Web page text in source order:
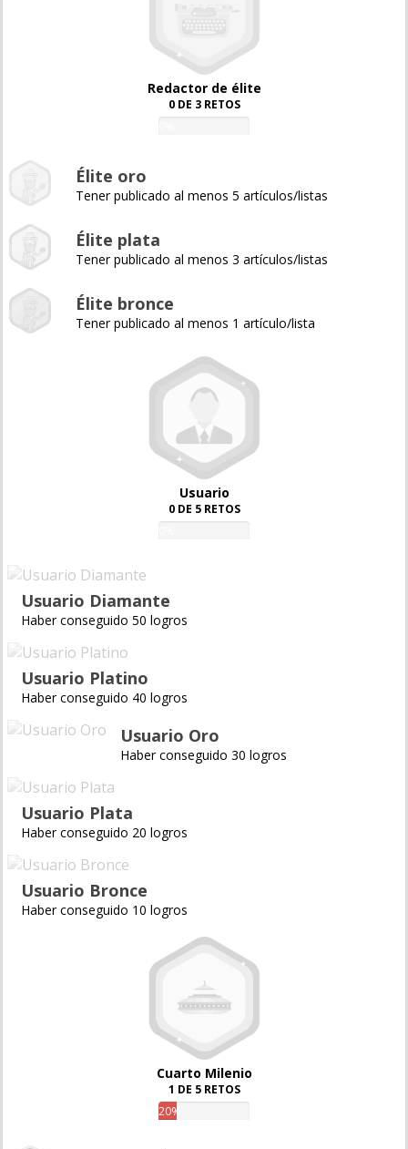
Redactor de élite
0 DE 3 RETOS
Élite oro
Tener publicado al menos 5 artículos/listas
Élite plata
Tener publicado al menos 3 artículos/listas
Élite bronce
Tener publicado al menos 1 artículo/lista
Usuario
0 DE 5 RETOS
Usuario Diamante
Haber conseguido 50 logros
Usuario Platino
Haber conseguido 40 logros
Usuario Oro
Haber conseguido 30 logros
Usuario Plata
Haber conseguido 20 logros
Usuario Bronce
Haber conseguido 10 logros
Cuarto Milenio
1 DE 5 RETOS
20%